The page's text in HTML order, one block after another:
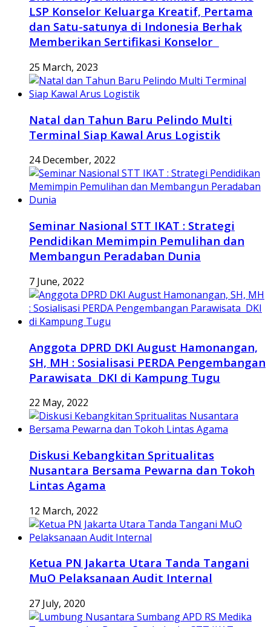
LSP Konselor Keluarga Kreatif, Pertama
dan Satu-satunya di Indonesia Berhak
Memberikan Sertifikasi Konselor
25 March, 2023
Natal dan Tahun Baru Pelindo Multi
Terminal Siap Kawal Arus Logistik
24 December, 2022
Seminar Nasional STT IKAT : Strategi
Pendidikan Memimpin Pemulihan dan
Membangun Peradaban Dunia
7 June, 2022
Anggota DPRD DKI August Hamonangan,
SH, MH : Sosialisasi PERDA Pengembangan
Parawisata DKI di Kampung Tugu
22 May, 2022
Diskusi Kebangkitan Spritualitas
Nusantara Bersama Pewarna dan Tokoh
Lintas Agama
12 March, 2022
Ketua PN Jakarta Utara Tanda Tangani
MuO Pelaksanaan Audit Internal
27 July, 2020